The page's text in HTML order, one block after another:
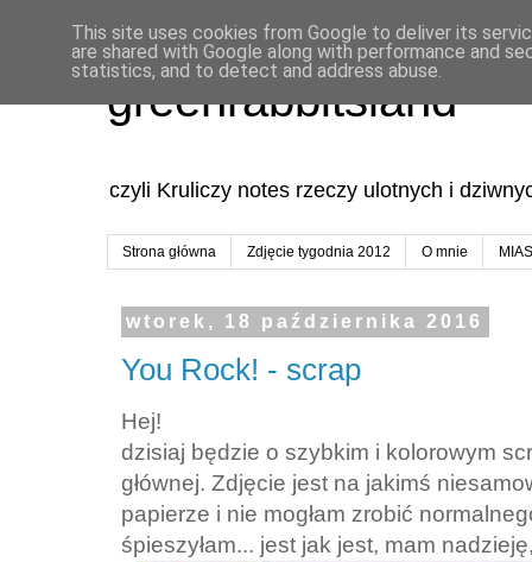
greenrabbitsland
czyli Kruliczy notes rzeczy ulotnych i
Strona główna Zdjęcie tygodnia 2012 O mnie
wtorek, 18 października 2016
You Rock! - scrap
Hej!
dzisiaj będzie o szybkim i kolorowym
głównej. Zdjęcie jest na jakimś
papierze i nie mogłam zrobić
śpieszyłam... jest jak jest, mam
This site uses cookies from Google to deliver its
are shared with Google along with performance and
statistics, and to detect and address abuse.